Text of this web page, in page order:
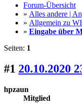
Forum-Übersicht
» Alles andere |
» Allgemein zu
» Eingabe über
Seiten: 1
#1 20.10.2020
hpzaun
Mitglied